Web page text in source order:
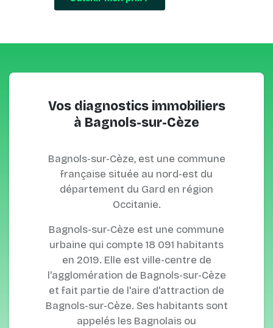
Vos diagnostics immobiliers
à Bagnols-sur-Cèze
Bagnols-sur-Cèze, est une commune
française située au nord-est du
département du Gard en région
Occitanie.
Bagnols-sur-Cèze est une commune
urbaine qui compte 18 091 habitants
en 2019. Elle est ville-centre de
l'agglomération de Bagnols-sur-Cèze
et fait partie de l'aire d'attraction de
Bagnols-sur-Cèze. Ses habitants sont
appelés les Bagnolais ou